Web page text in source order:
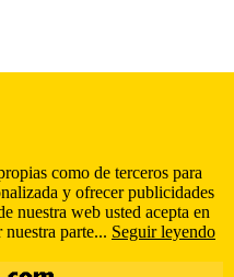
como de terceros para
y ofrecer publicidades
nuestra web usted acepta en
parte... Seguir leyendo